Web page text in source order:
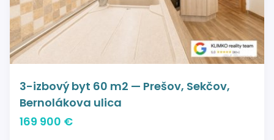
3-izbový byt 60 m2 — Prešov, Sekčov,
Bernolákova ulica
169 900 €